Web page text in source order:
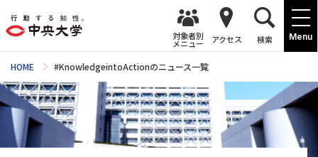
Menu
対象者別
メニュー アクセス 検索
HOME #KnowledgeintoActionのニュース一覧